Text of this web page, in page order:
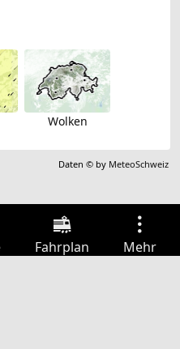
Wolken
Daten © by MeteoSchweiz
Fahrplan Mehr